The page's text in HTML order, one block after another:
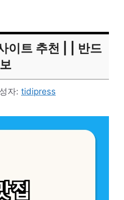
이트 추천 | | 반드
자: tidipress